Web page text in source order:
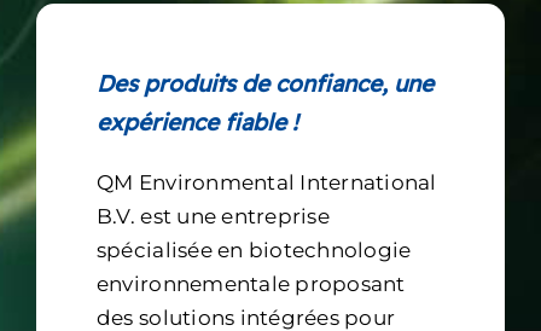
À propos de QM
Secteurs d’application
Bibliothèque
Actualités
Des produits de confiance, une
expérience fiable !
QM Environmental International
B.V. est une entreprise
spécialisée en biotechnologie
environnementale proposant
des solutions intégrées pour